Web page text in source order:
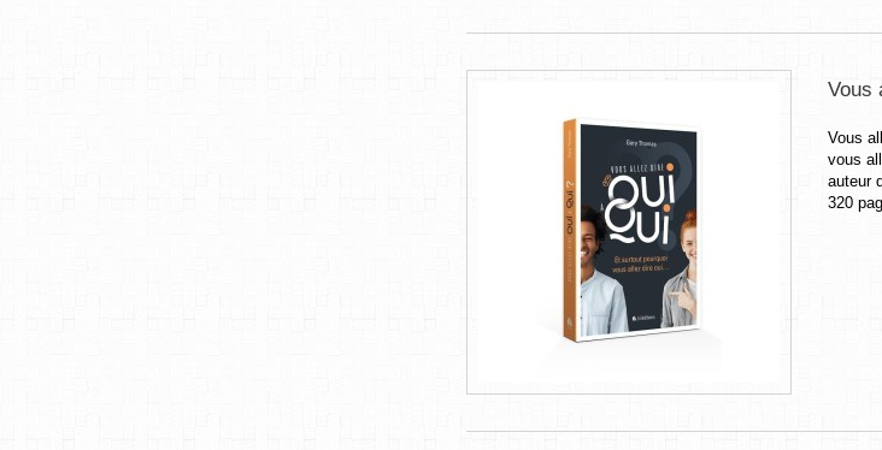
Vous
Vous
vous
auteur
320